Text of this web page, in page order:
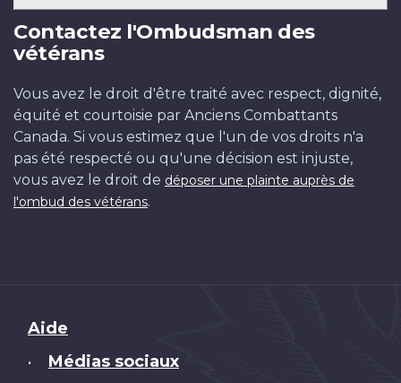
Contactez l'Ombudsman des
vétérans
Vous avez le droit d'être traité avec respect, dignité,
équité et courtoisie par Anciens Combattants
Canada. Si vous estimez que l'un de vos droits n'a
pas été respecté ou qu'une décision est injuste,
vous avez le droit de déposer une plainte auprès de
l'ombud des vétérans.
Brand
Aide
• Médias sociaux